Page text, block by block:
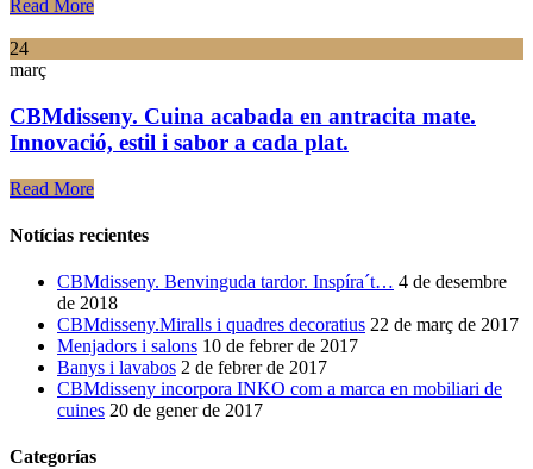
Read More
24
març
CBMdisseny. Cuina acabada en antracita mate.
Innovació, estil i sabor a cada plat.
Read More
Notícias recientes
CBMdisseny. Benvinguda tardor. Inspíra´t… 4 de desembre
de 2018
CBMdisseny.Miralls i quadres decoratius 22 de març de 2017
Menjadors i salons 10 de febrer de 2017
Banys i lavabos 2 de febrer de 2017
CBMdisseny incorpora INKO com a marca en mobiliari de
cuines 20 de gener de 2017
Categorías